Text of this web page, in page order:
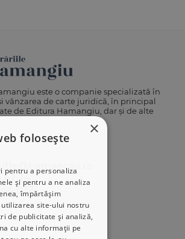
×
folosește
pentru a personaliza
și pentru a ne analiza
împărtășim
site-ului nostru
de publicitate și analiză,
cu alte informații pe
este o companie specializată în
vânzarea de carte juridică, în principal
de Editura Hamangiu, dar și de alte
42 24
032